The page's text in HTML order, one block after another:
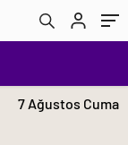
7 Ağustos Cuma